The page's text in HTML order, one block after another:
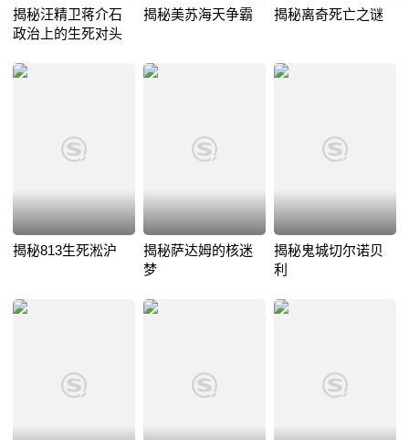
揭秘汪精卫蒋介石
政治上的生死对头
揭秘美苏海天争霸 揭秘离奇死亡之谜
揭秘813生死淞沪
揭秘萨达姆的核迷
梦
揭秘鬼城切尔诺贝
利